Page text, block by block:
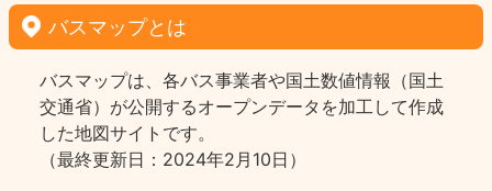
バスマップとは
バスマップは、各バス事業者や国土数値情報（国土
交通省）が公開するオープンデータを加工して作成
した地図サイトです。
（最終更新日：2024年2月10日）